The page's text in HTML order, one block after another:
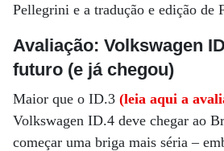
Pellegrini e a tradução e edição de
Avaliação: Volkswagen
futuro (e já chegou)
Maior que o ID.3 (leia aqui a
Volkswagen ID.4 deve chegar ao
começar uma briga mais séria –